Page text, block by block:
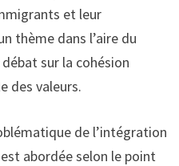
et leur
thème dans l’aire du
sur la cohésion
des valeurs.
de l’intégration
abordée selon le point